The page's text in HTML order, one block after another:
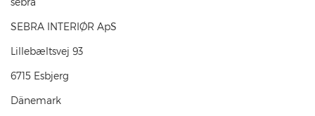
SEBRA INTERIØR ApS
Lillebæltsvej 93
6715 Esbjerg
Dänemark